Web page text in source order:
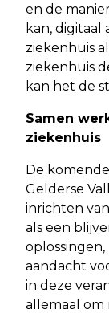
en de
kan, digitaal
ziekenhuis
ziekenhuis
kan het de
Samen
ziekenhuis
De
Gelderse
inrichten
als een
aandacht
in deze
allemaal om